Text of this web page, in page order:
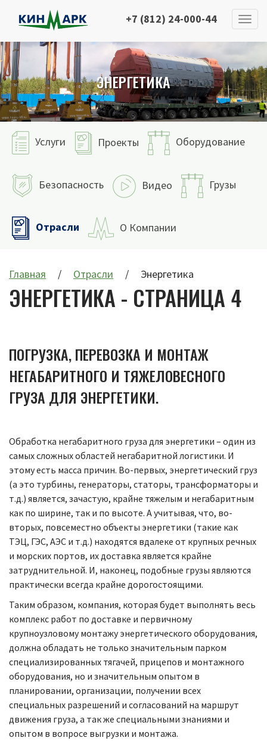
+7 (812) 24-000-44
ЭНЕРГЕТИКА
Услуги Проекты Оборудование
Безопасность Видео Грузы
Отрасли О Компании
Главная Отрасли Энергетика
ЭНЕРГЕТИКА - СТРАНИЦА 4
ПОГРУЗКА, ПЕРЕВОЗКА И МОНТАЖ
НЕГАБАРИТНОГО И ТЯЖЕЛОВЕСНОГО
ГРУЗА ДЛЯ ЭНЕРГЕТИКИ.
Обработка негабаритного груза для энергетики – один из
самых сложных областей негабаритной логистики. И
этому есть масса причин. Во-первых, энергетический груз
(а это турбины, генераторы, статоры, трансформаторы и
т.д.) является, зачастую, крайне тяжелым и негабаритным
как по ширине, так и по высоте. А учитывая, что, во-
вторых, повсеместно объекты энергетики (такие как
ТЭЦ, ГЭС, АЭС и т.д.) находятся вдалеке от крупных речных
и морских портов, их доставка является крайне
затруднительной. И, наконец, подобные грузы являются
практически всегда крайне дорогостоящими.
Таким образом, компания, которая будет выполнять весь
комплекс работ по доставке и первичному
крупноузловому монтажу энергетического оборудования,
должна обладать не только значительным парком
специализированных тягачей, прицепов и монтажного
оборудования, но и значительным опытом в
планировании, организации, получении всех
специальных разрешений и согласований на маршрут
движения груза, а так же специальными знаниями и
опытом в вопросе выгрузки и монтажа.